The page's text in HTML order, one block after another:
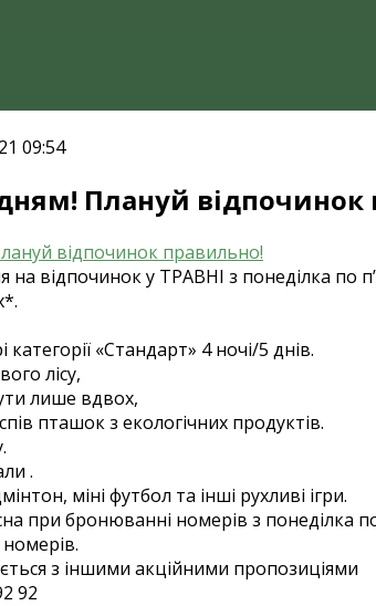
09:54
Плануй відпочинок
на відпочинок у ТРАВНІ з понеділка по
«Стандарт» 4 ночі/5 днів.
лісу,
лише вдвох,
пташок з екологічних продуктів.
.
міні футбол та інші рухливі ігри.
при бронюванні номерів з понеділка
з іншими акційними пропозиціями
92